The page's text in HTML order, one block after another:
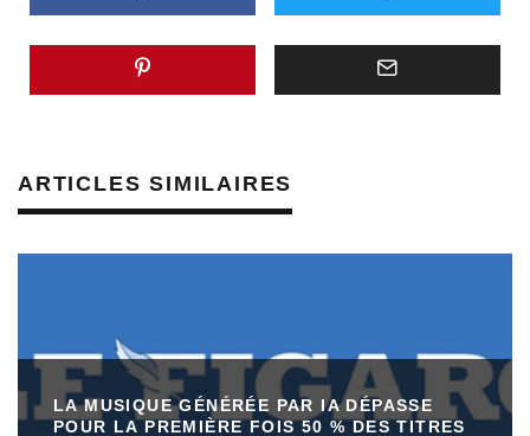
ARTICLES SIMILAIRES
LA MUSIQUE GÉNÉRÉE PAR IA DÉPASSE
POUR LA PREMIÈRE FOIS 50 % DES TITRES